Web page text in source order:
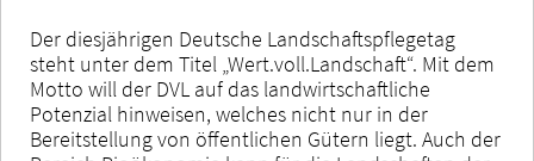
Der diesjährigen Deutsche Landschaftspflegetag
steht unter dem Titel „Wert.voll.Landschaft“. Mit dem
Motto will der DVL auf das landwirtschaftliche
Potenzial hinweisen, welches nicht nur in der
Bereitstellung von öffentlichen Gütern liegt. Auch der